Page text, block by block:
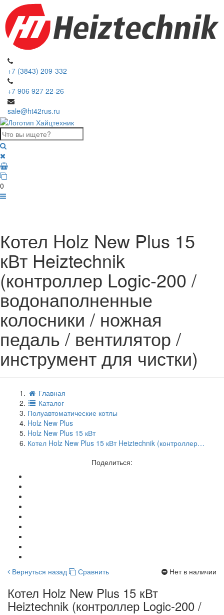
+7 (3843) 209-332
+7 906 927 22-26
sale@ht42rus.ru
0
Котел Holz New Plus 15
кВт Heiztechnik
(контроллер Logic-200 /
водонаполненные
колосники / ножная
педаль / вентилятор /
инструмент для чистки)
Главная
Каталог
Полуавтоматические котлы
Holz New Plus
Holz New Plus 15 кВт
Котел Holz New Plus 15 кВт Heiztechnik (контроллер…
Поделиться:
Вернуться назад Сравнить Нет в наличии
Котел Holz New Plus 15 кВт
Heiztechnik (контроллер Logic-200 /